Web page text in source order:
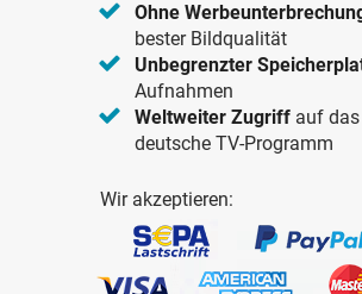
Ohne
bester Bildqualität
Unbegrenzter
Aufnahmen
Weltweiter Zugriff auf das
deutsche TV-Programm
Wir akzeptieren: